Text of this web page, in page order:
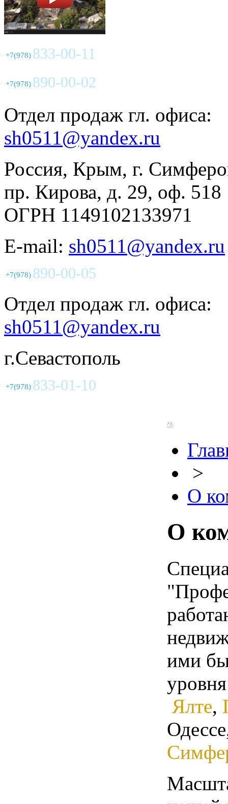
+7(978) 833-00-11
+7(978) 890-00-02
Отдел продаж гл. офиса:
sh0511@yandex.ru
Россия, Крым, г.
пр. Кирова, д. 29, оф. 518
ОГРН 1149102133971
E-mail: sh0511@yandex.ru
+7(978) 890-00-05
Отдел продаж гл. офиса:
sh0511@yandex.ru
г.Севастополь
+7(978) 833-01-10
>
О
О
ими
Ялте,